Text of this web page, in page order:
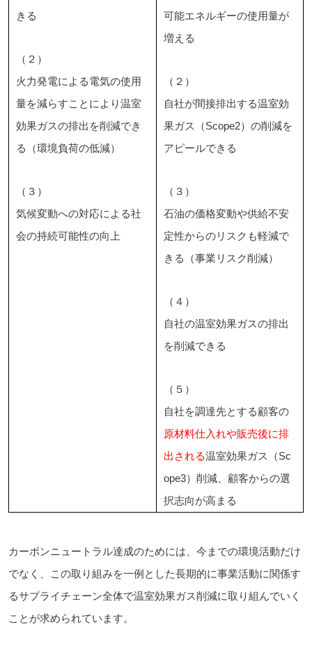
きる
（２）
火力発電による電気の使用
量を減らすことにより温室
効果ガスの排出を削減でき
る（環境負荷の低減）
（３）
気候変動への対応による社
会の持続可能性の向上
可能エネルギーの使用量が
増える
（２）
自社が間接排出する温室効
果ガス（Scope2）の削減を
アピールできる
（３）
石油の価格変動や供給不安
定性からのリスクも軽減で
きる（事業リスク削減）
（４）
自社の温室効果ガスの排出
を削減できる
（５）
自社を調達先とする顧客の
原材料仕入れや販売後に排
出される温室効果ガス（Sc
ope3）削減、顧客からの選
択志向が高まる
カーボンニュートラル達成のためには、今までの環境活動だけ
でなく、この取り組みを一例とした長期的に事業活動に関係す
るサプライチェーン全体で温室効果ガス削減に取り組んでいく
ことが求められています。